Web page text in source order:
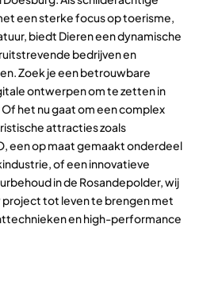
een sterke focus op toerisme,
biedt Dieren een dynamische
bedrijven en
Zoek je een betrouwbare
ontwerpen om te zetten in
het nu gaat om een complex
attracties zoals
een op maat gemaakt onderdeel
of een innovatieve
in de Rosandepolder, wij
project tot leven te brengen met
en high-performance